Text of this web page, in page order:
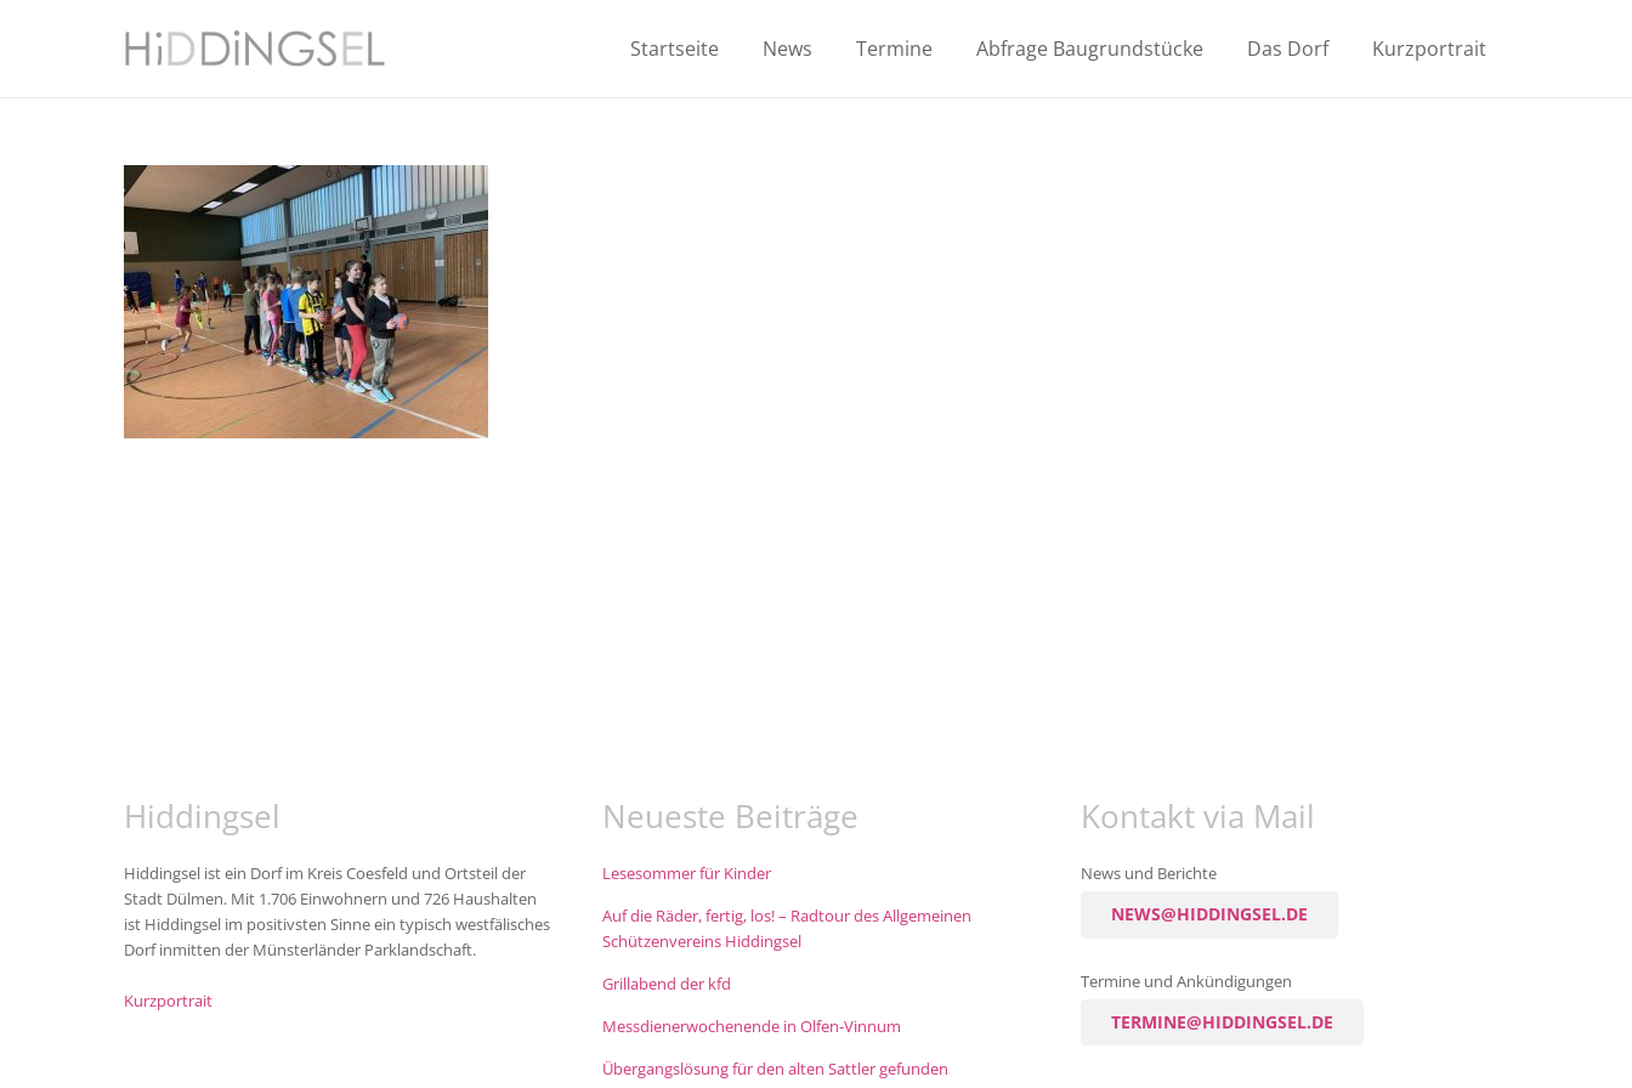
Startseite News Termine Abfrage Baugrundstücke Das Dorf Kurzportrait
Hiddingsel
Hiddingsel ist ein Dorf im Kreis Coesfeld und Ortsteil der
Stadt Dülmen. Mit 1.706 Einwohnern und 726 Haushalten
ist Hiddingsel im positivsten Sinne ein typisch westfälisches
Dorf inmitten der Münsterländer Parklandschaft.
Kurzportrait
Neueste Beiträge
Lesesommer für Kinder
Auf die Räder, fertig, los! – Radtour des Allgemeinen
Schützenvereins Hiddingsel
Grillabend der kfd
Messdienerwochenende in Olfen-Vinnum
Übergangslösung für den alten Sattler gefunden
Kontakt via Mail
News und Berichte
NEWS@HIDDINGSEL.DE
Termine und Ankündigungen
TERMINE@HIDDINGSEL.DE